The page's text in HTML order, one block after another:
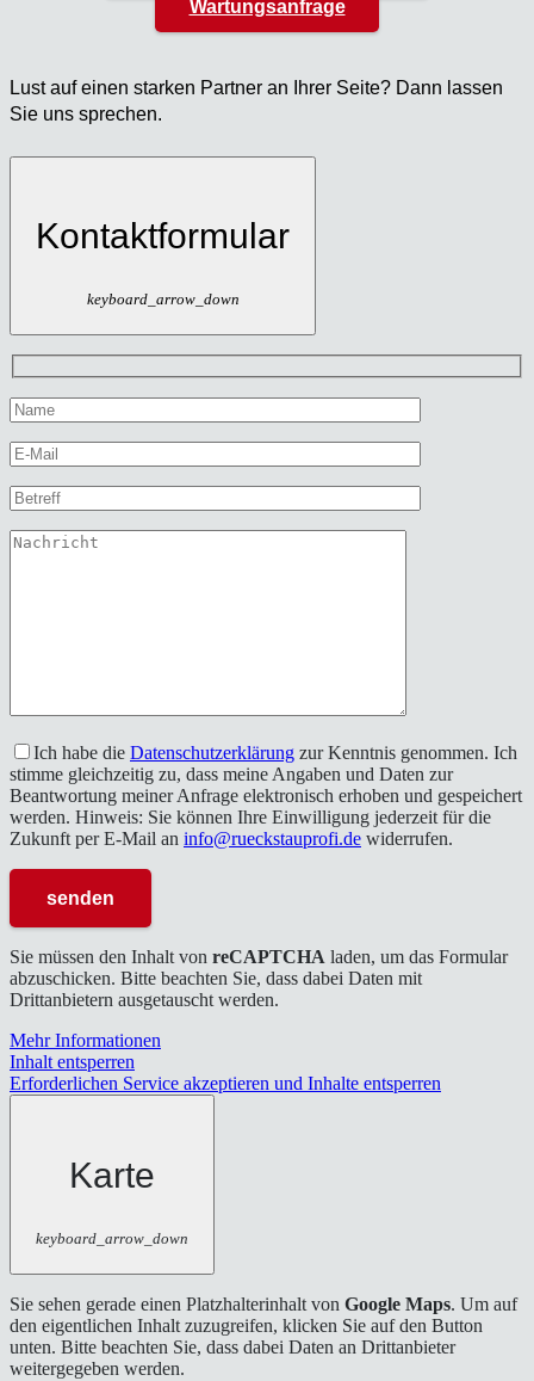
Wartungsanfrage
Lust auf einen star­ken Part­ner an Ihrer Sei­te? Dann las­sen
Sie uns spre­chen.
Kontaktformular
keyboard_arrow_down
Ich habe die Datenschutzerklärung zur Kenntnis genommen. Ich
stimme gleichzeitig zu, dass meine Angaben und Daten zur
Beantwortung meiner Anfrage elektronisch erhoben und gespeichert
werden. Hinweis: Sie können Ihre Einwilligung jederzeit für die
Zukunft per E-Mail an info@rueckstauprofi.de widerrufen.
Sie müssen den Inhalt von reCAPTCHA laden, um das Formular
abzuschicken. Bitte beachten Sie, dass dabei Daten mit
Drittanbietern ausgetauscht werden.
Mehr Informationen
Inhalt entsperren
Erforderlichen Service akzeptieren und Inhalte entsperren
Karte
keyboard_arrow_down
Sie sehen gerade einen Platzhalterinhalt von Google Maps. Um auf
den eigentlichen Inhalt zuzugreifen, klicken Sie auf den Button
unten. Bitte beachten Sie, dass dabei Daten an Drittanbieter
weitergegeben werden.